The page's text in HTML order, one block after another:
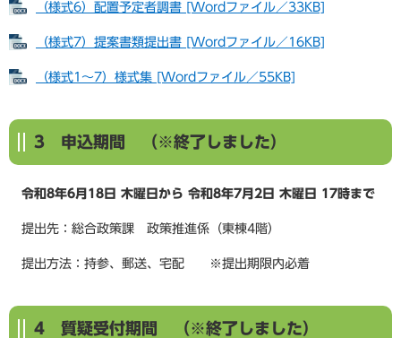
（様式6）配置予定者調書 [Wordファイル／33KB]
（様式7）提案書類提出書 [Wordファイル／16KB]
（様式1～7）様式集 [Wordファイル／55KB]
3 申込期間 （※終了しました）
令和8年6月18日 木曜日から 令和8年7月2日 木曜日 17時まで
提出先：総合政策課 政策推進係（東棟4階）
提出方法：持参、郵送、宅配 ※提出期限内必着
4 質疑受付期間 （※終了しました）